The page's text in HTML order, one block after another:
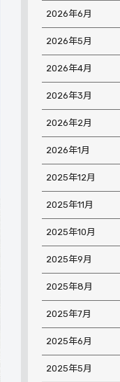
2026年6月
2026年5月
2026年4月
2026年3月
2026年2月
2026年1月
2025年12月
2025年11月
2025年10月
2025年9月
2025年8月
2025年7月
2025年6月
2025年5月